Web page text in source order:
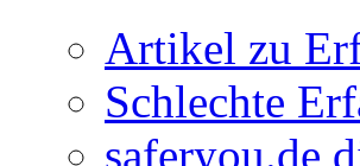
Artikel zu
Schlechte
saferyou.de